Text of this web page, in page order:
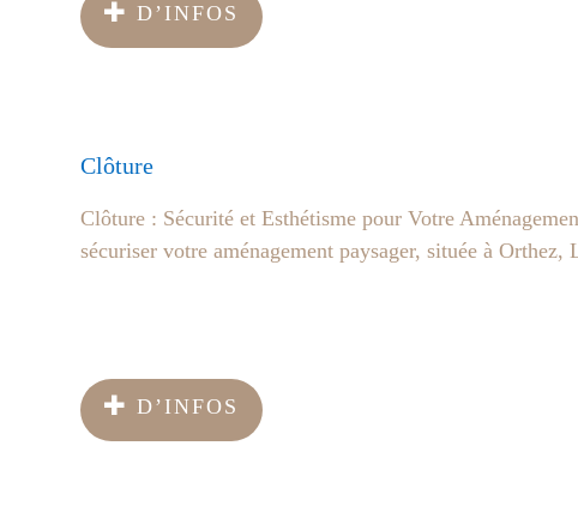
D’INFOS
Clôture
Clôture : Sécurité et Esthétisme pour Votre
sécuriser votre aménagement paysager, située à
D’INFOS